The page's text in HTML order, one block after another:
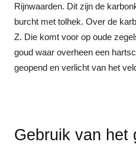
Rijnwaarden. Dit zijn de
burcht met tolhek. Over de
Z. Die komt voor op oude
goud waar overheen een
geopend en verlicht van het
Gebruik van het